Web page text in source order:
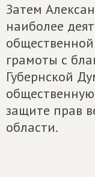
Затем
наиболее
грамоты с
Губернской
защите прав
области.